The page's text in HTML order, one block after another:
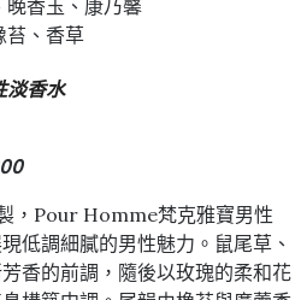
香玉、康乃馨
、香草
淡香水
，Pour Homme梵克雅寶男性
低調細膩的男性魅力。鼠尾草、
香的前調，隨後以玫瑰的柔和花